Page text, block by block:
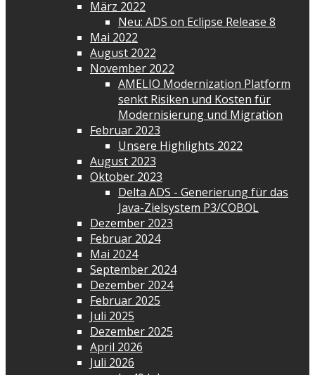
März 2022
Neu: ADS on Eclipse Release 8
Mai 2022
August 2022
November 2022
AMELIO Modernization Platform
senkt Risiken und Kosten für
Modernisierung und Migration
Februar 2023
Unsere Highlights 2022
August 2023
Oktober 2023
Delta ADS - Generierung für das
Java-Zielsystem P3/COBOL
Dezember 2023
Februar 2024
Mai 2024
September 2024
Dezember 2024
Februar 2025
Juli 2025
Dezember 2025
April 2026
Juli 2026